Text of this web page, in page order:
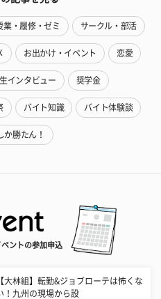
業・履修・ゼミ サークル・部活
お出かけ・イベント 恋愛
インタビュー 奨学金
バイト知識 バイト体験談
か勝たん！
ントの参加申込
【大林組】転勤&ジョブローテは怖くな
！九州の現場から設